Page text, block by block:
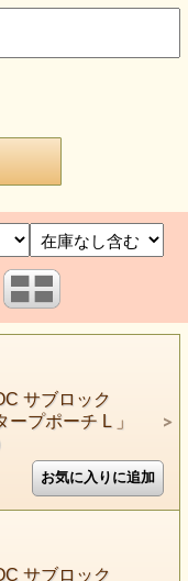
サブロック
ープポーチ L 」
サブロック